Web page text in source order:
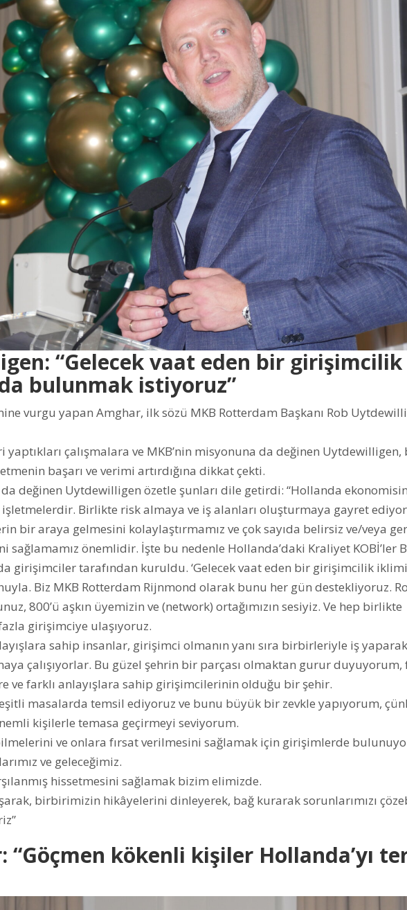
“Gelecek vaat eden bir girişimcilik
bulunmak istiyoruz”
vurgu yapan Amghar, ilk sözü MKB Rotterdam Başkanı Rob
yaptıkları çalışmalara ve MKB’nin misyonuna da değinen
başarı ve verimi artırdığına dikkat çekti.
değinen Uytdewilligen özetle şunları dile getirdi: “Hollanda
Birlikte risk almaya ve iş alanları oluşturmaya gayret
bir araya gelmesini kolaylaştırmamız ve çok sayıda belirsiz ve/veya
sağlamamız önemlidir. İşte bu nedenle Hollanda’daki Kraliyet KOBİ’ler
girişimciler tarafından kuruldu. ‘Gelecek vaat eden bir girişimcilik
Biz MKB Rotterdam Rijnmond olarak bunu her gün destekliyoruz.
800’ü aşkın üyemizin ve (network) ortağımızın sesiyiz. Ve hep birlikte
girişimciye ulaşıyoruz.
sahip insanlar, girişimci olmanın yanı sıra birbirleriyle iş yaparak
çalışıyorlar. Bu güzel şehrin bir parçası olmaktan gurur duyuyorum,
ve farklı anlayışlara sahip girişimcilerinin olduğu bir şehir.
masalarda temsil ediyoruz ve bunu büyük bir zevkle yapıyorum,
kişilerle temasa geçirmeyi seviyorum.
ve onlara fırsat verilmesini sağlamak için girişimlerde
ve geleceğimiz.
hissetmesini sağlamak bizim elimizde.
birbirimizin hikâyelerini dinleyerek, bağ kurarak sorunlarımızı
“Göçmen kökenli kişiler Hollanda’yı